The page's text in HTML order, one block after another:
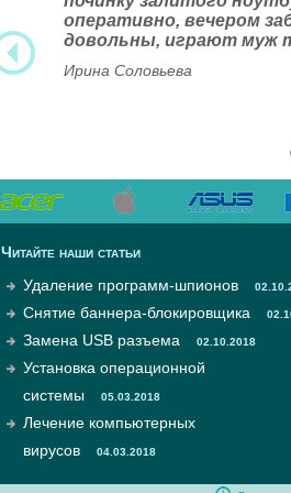
оперативно, вечером
довольны, играют муж
Ирина Соловьева
Читайте наши статьи
Удаление программ-шпионов
Снятие баннера-блокировщика
Замена USB разъема 02.10.2018
Установка операционной
системы
05.03.2018
Лечение компьютерных
вирусов
04.03.2018